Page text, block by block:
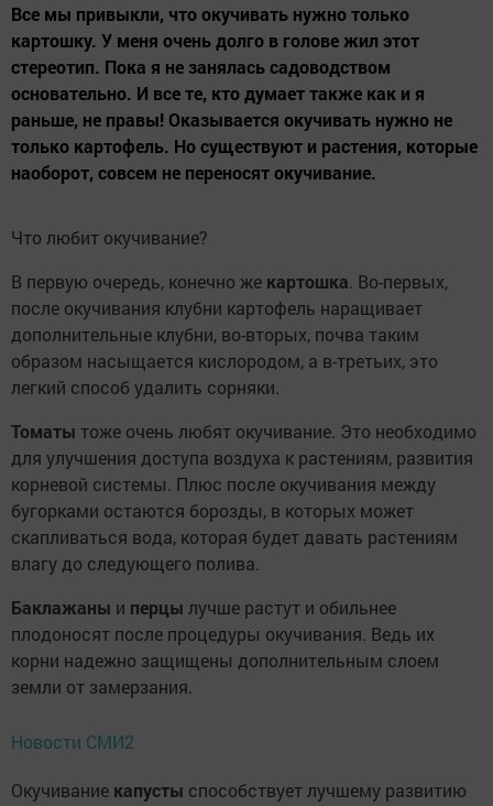
Все мы привыкли, что окучивать нужно только
картошку. У меня очень долго в голове жил этот
стереотип. Пока я не занялась садоводством
основательно. И все те, кто думает также как и я
раньше, не правы! Оказывается окучивать нужно не
только картофель. Но существуют и растения, которые
наоборот, совсем не переносят окучивание.
Что любит окучивание?
В первую очередь, конечно же картошка. Во-первых,
после окучивания клубни картофель наращивает
дополнительные клубни, во-вторых, почва таким
образом насыщается кислородом, а в-третьих, это
легкий способ удалить сорняки.
Томаты тоже очень любят окучивание. Это необходимо
для улучшения доступа воздуха к растениям, развития
корневой системы. Плюс после окучивания между
бугорками остаются борозды, в которых может
скапливаться вода, которая будет давать растениям
влагу до следующего полива.
Баклажаны и перцы лучше растут и обильнее
плодоносят после процедуры окучивания. Ведь их
корни надежно защищены дополнительным слоем
земли от замерзания.
Новости СМИ2
Окучивание капусты способствует лучшему развитию